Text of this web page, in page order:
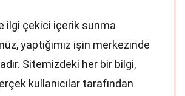
ilgi çekici içerik sunma
yaptığımız işin merkezinde
Sitemizdeki her bir bilgi,
kullanıcılar tarafından